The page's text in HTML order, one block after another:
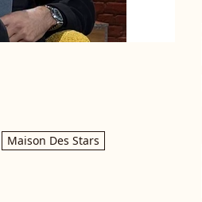
Maison Des Stars